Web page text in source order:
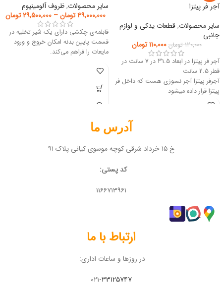
آجر فر پیتزا
سایر محصولات,قطعات یدکی و لوازم
جانبی
۱۲۰,۰۰۰ تومان ۱۱۰,۰۰۰ تومان
آجر فر پیتزا در ابعاد 31.5 در 7 سانت در
قطر 2.5 سانت
آجرفر پیتزا آجر نسوزی هست که داخل فر
پیتزا قرار داده میشود
فروشگاه آنلاین تجهیزات آشپزخانه صنعتی
سایر محصولات,ظروف آلومینیوم
۴۹,۰۰۰,۰۰۰تومان– ۲۹,۵۰۰,۰۰۰تومان
قابلمه‌ی چکشی دارای یک شیر تخلیه در
قسمت پایین بدنه امکان خروج و ورود
مایعات را فراهم می‌کند.
آدرس ما
خ ۱۵ خرداد شرقی کوچه موسوی کیانی پلاک ۹۱
کد پستی:
۱۱۶۶۷۱۳۹۶۱
ارتباط با ما
در روزها و ساعات اداری:
۰۲۱-۳۳۱۲۵۷۴۷